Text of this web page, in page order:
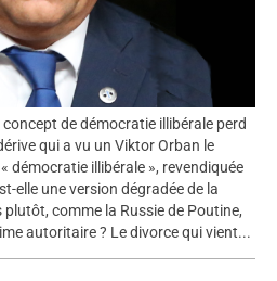
de démocratie illibérale perd
qui a vu un Viktor Orban le
démocratie illibérale », revendiquée
elle une version dégradée de la
plutôt, comme la Russie de Poutine,
autoritaire ? Le divorce qui vient...